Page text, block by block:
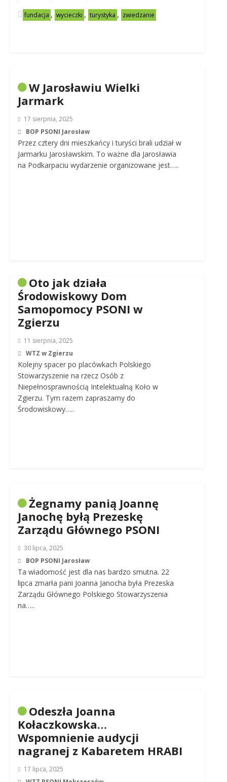
fundacja , wycieczki , turystyka , zwiedzanie
W Jarosławiu Wielki
Jarmark
17 sierpnia, 2025
BOP PSONI Jarosław
Przez cztery dni mieszkańcy i turyści brali udział w
Jarmarku Jarosławskim. To ważne dla Jarosławia
na Podkarpaciu wydarzenie organizowane jest…..
Oto jak działa
Środowiskowy Dom
Samopomocy PSONI w
Zgierzu
11 sierpnia, 2025
WTZ w Zgierzu
Kolejny spacer po placówkach Polskiego
Stowarzyszenie na rzecz Osób z
Niepełnosprawnością Intelektualną Koło w
Zgierzu. Tym razem zapraszamy do
Środowiskowy…..
Żegnamy panią Joannę
Janochę byłą Prezeskę
Zarządu Głównego PSONI
30 lipca, 2025
BOP PSONI Jarosław
Ta wiadomość jest dla nas bardzo smutna. 22
lipca zmarła pani Joanna Janocha była Prezeska
Zarządu Głównego Polskiego Stowarzyszenia
na…..
Odeszła Joanna
Kołaczkowska…
Wspomnienie audycji
nagranej z Kabaretem HRABI
17 lipca, 2025